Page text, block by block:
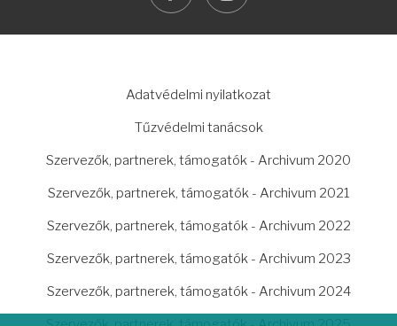
Adatvédelmi nyilatkozat
Tűzvédelmi tanácsok
Szervezők, partnerek, támogatók - Archivum 2020
Szervezők, partnerek, támogatók - Archivum 2021
Szervezők, partnerek, támogatók - Archivum 2022
Szervezők, partnerek, támogatók - Archivum 2023
Szervezők, partnerek, támogatók - Archivum 2024